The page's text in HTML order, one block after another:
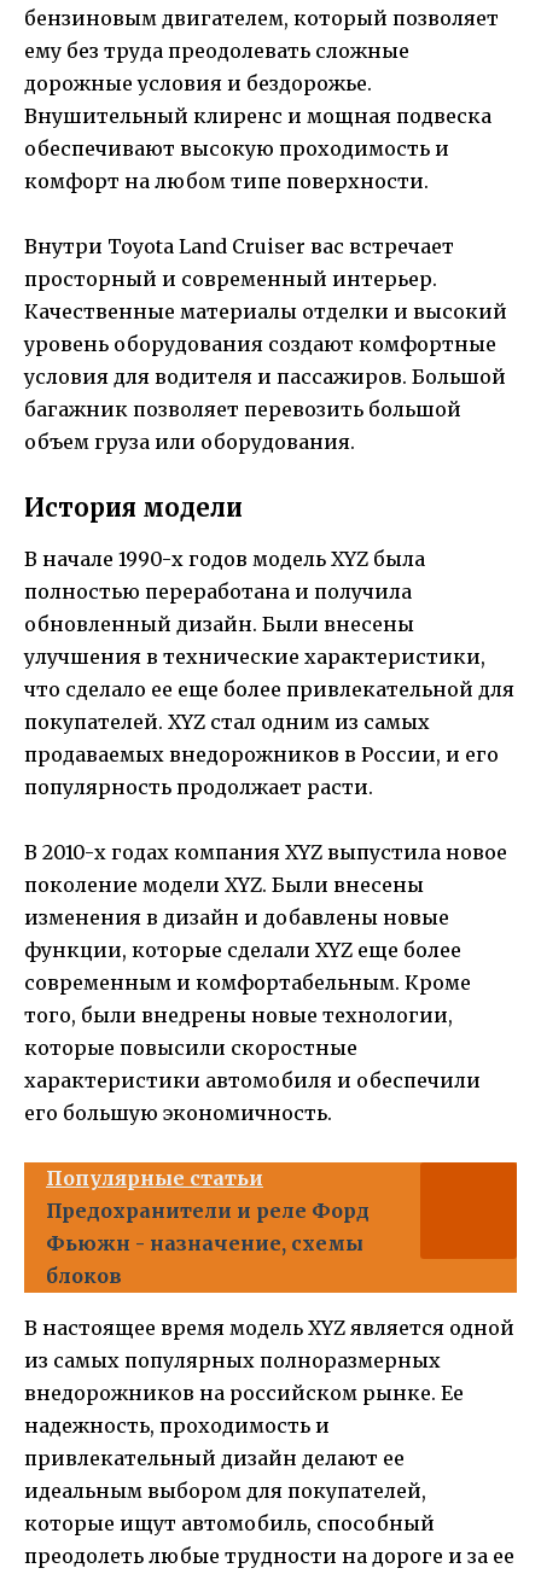
бензиновым двигателем, который позволяет
ему без труда преодолевать сложные
дорожные условия и бездорожье.
Внушительный клиренс и мощная подвеска
обеспечивают высокую проходимость и
комфорт на любом типе поверхности.
Внутри Toyota Land Cruiser вас встречает
просторный и современный интерьер.
Качественные материалы отделки и высокий
уровень оборудования создают комфортные
условия для водителя и пассажиров. Большой
багажник позволяет перевозить большой
объем груза или оборудования.
История модели
В начале 1990-х годов модель XYZ была
полностью переработана и получила
обновленный дизайн. Были внесены
улучшения в технические характеристики,
что сделало ее еще более привлекательной для
покупателей. XYZ стал одним из самых
продаваемых внедорожников в России, и его
популярность продолжает расти.
В 2010-х годах компания XYZ выпустила новое
поколение модели XYZ. Были внесены
изменения в дизайн и добавлены новые
функции, которые сделали XYZ еще более
современным и комфортабельным. Кроме
того, были внедрены новые технологии,
которые повысили скоростные
характеристики автомобиля и обеспечили
его большую экономичность.
Популярные статьи
Предохранители и реле Форд
Фьюжн - назначение, схемы
блоков
В настоящее время модель XYZ является одной
из самых популярных полноразмерных
внедорожников на российском рынке. Ее
надежность, проходимость и
привлекательный дизайн делают ее
идеальным выбором для покупателей,
которые ищут автомобиль, способный
преодолеть любые трудности на дороге и за ее